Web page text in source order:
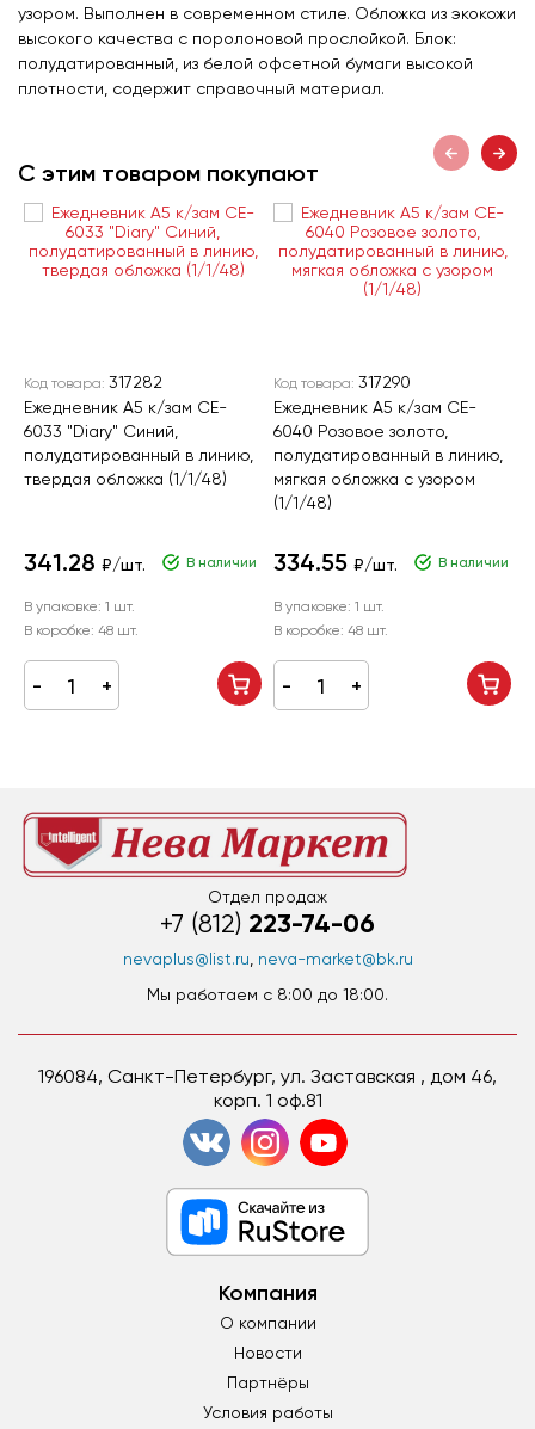
узором. Выполнен в современном стиле. Обложка из экокожи
высокого качества с поролоновой прослойкой. Блок:
полудатированный, из белой офсетной бумаги высокой
плотности, содержит справочный материал.
С этим товаром покупают
Код товара: 317282
Ежедневник А5 к/зам CE-
6033 "Diary" Синий,
полудатированный в линию,
твердая обложка (1/1/48)
341.28 ₽/шт. В наличии
В упаковке: 1 шт.
В коробке: 48 шт.
Код товара: 317290
Ежедневник А5 к/зам CE-
6040 Розовое золото,
полудатированный в линию,
мягкая обложка с узором
(1/1/48)
334.55 ₽/шт. В наличии
В упаковке: 1 шт.
В коробке: 48 шт.
Отдел продаж
+7 (812) 223-74-06
nevaplus@list.ru neva-market@bk.ru
Мы работаем c 8:00 до 18:00.
196084, Санкт-Петербург, ул. Заставская , дом 46,
корп. 1 оф.81
Компания
О компании
Новости
Партнёры
Условия работы